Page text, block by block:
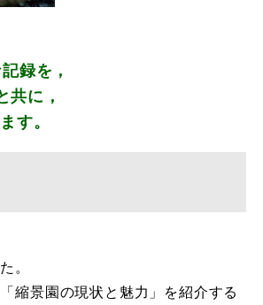
録を，
共に，
す。
。​
縮景園の現状と魅力」を紹介する